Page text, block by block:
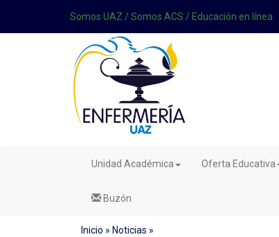
Somos UAZ / Somos ACS / Educación en línea
Unidad Académica Oferta Educativa
Buzón
Inicio » Noticias »